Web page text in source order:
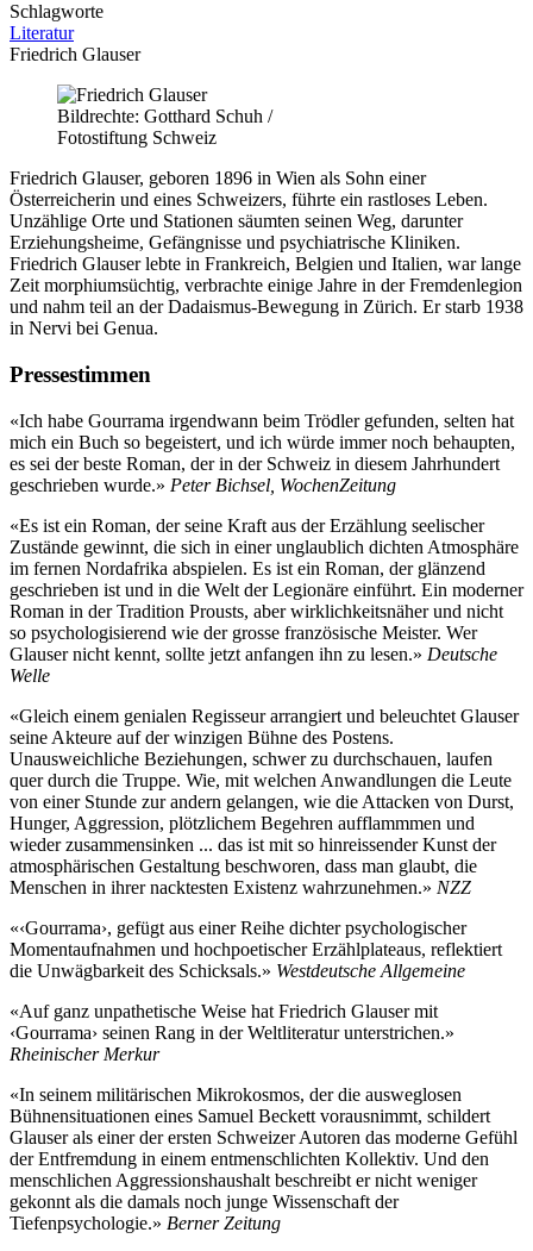
Schlagworte
Literatur
Friedrich Glauser
Bildrechte: Gotthard Schuh /
Fotostiftung Schweiz
Friedrich Glauser, geboren 1896 in Wien als Sohn einer
Österreicherin und eines Schweizers, führte ein rastloses Leben.
Unzählige Orte und Stationen säumten seinen Weg, darunter
Erziehungsheime, Gefängnisse und psychiatrische Kliniken.
Friedrich Glauser lebte in Frankreich, Belgien und Italien, war lange
Zeit morphiumsüchtig, verbrachte einige Jahre in der Fremdenlegion
und nahm teil an der Dadaismus-Bewegung in Zürich. Er starb 1938
in Nervi bei Genua.
Pressestimmen
«Ich habe Gourrama irgendwann beim Trödler gefunden, selten hat
mich ein Buch so begeistert, und ich würde immer noch behaupten,
es sei der beste Roman, der in der Schweiz in diesem Jahrhundert
geschrieben wurde.» Peter Bichsel, WochenZeitung
«Es ist ein Roman, der seine Kraft aus der Erzählung seelischer
Zustände gewinnt, die sich in einer unglaublich dichten Atmosphäre
im fernen Nordafrika abspielen. Es ist ein Roman, der glänzend
geschrieben ist und in die Welt der Legionäre einführt. Ein moderner
Roman in der Tradition Prousts, aber wirklichkeitsnäher und nicht
so psychologisierend wie der grosse französische Meister. Wer
Glauser nicht kennt, sollte jetzt anfangen ihn zu lesen.» Deutsche
Welle
«Gleich einem genialen Regisseur arrangiert und beleuchtet Glauser
seine Akteure auf der winzigen Bühne des Postens.
Unausweichliche Beziehungen, schwer zu durchschauen, laufen
quer durch die Truppe. Wie, mit welchen Anwandlungen die Leute
von einer Stunde zur andern gelangen, wie die Attacken von Durst,
Hunger, Aggression, plötzlichem Begehren aufflammmen und
wieder zusammensinken ... das ist mit so hinreissender Kunst der
atmosphärischen Gestaltung beschworen, dass man glaubt, die
Menschen in ihrer nacktesten Existenz wahrzunehmen.» NZZ
«‹Gourrama›, gefügt aus einer Reihe dichter psychologischer
Momentaufnahmen und hochpoetischer Erzählplateaus, reflektiert
die Unwägbarkeit des Schicksals.» Westdeutsche Allgemeine
«Auf ganz unpathetische Weise hat Friedrich Glauser mit
‹Gourrama› seinen Rang in der Weltliteratur unterstrichen.»
Rheinischer Merkur
«In seinem militärischen Mikrokosmos, der die ausweglosen
Bühnensituationen eines Samuel Beckett vorausnimmt, schildert
Glauser als einer der ersten Schweizer Autoren das moderne Gefühl
der Entfremdung in einem entmenschlichten Kollektiv. Und den
menschlichen Aggressionshaushalt beschreibt er nicht weniger
gekonnt als die damals noch junge Wissenschaft der
Tiefenpsychologie.» Berner Zeitung